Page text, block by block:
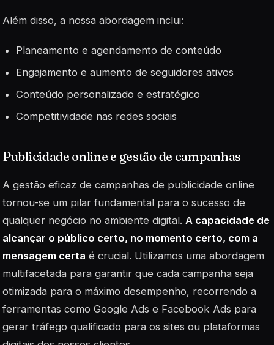
Além disso, a nossa abordagem inclui:
Planeamento e agendamento de conteúdo
Engajamento e aumento de seguidores ativos
Conteúdo personalizado e estratégico
Competitividade nas redes sociais
Publicidade online e gestão de campanhas
A gestão eficaz de campanhas de publicidade online
tornou-se um pilar fundamental para o sucesso de
qualquer negócio no ambiente digital. A capacidade de
alcançar o público certo, no momento certo, com a
mensagem certa é crucial. Utilizamos uma abordagem
multifacetada para garantir que cada campanha seja
otimizada para o máximo desempenho, recorrendo a
ferramentas como Google Ads e Facebook Ads para
gerar tráfego qualificado para os sites ou plataformas